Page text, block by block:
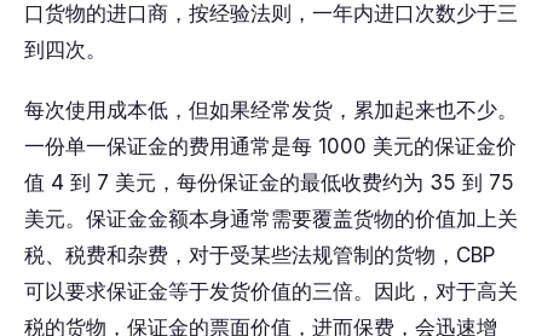
口货物的进口商，按经验法则，一年内进口次数少于三
到四次。
每次使用成本低，但如果经常发货，累加起来也不少。
一份单一保证金的费用通常是每 1000 美元的保证金价
值 4 到 7 美元，每份保证金的最低收费约为 35 到 75
美元。保证金金额本身通常需要覆盖货物的价值加上关
税、税费和杂费，对于受某些法规管制的货物，CBP
可以要求保证金等于发货价值的三倍。因此，对于高关
税的货物，保证金的票面价值，进而保费，会迅速增